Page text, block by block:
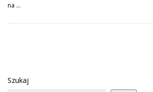
na …
Szukaj